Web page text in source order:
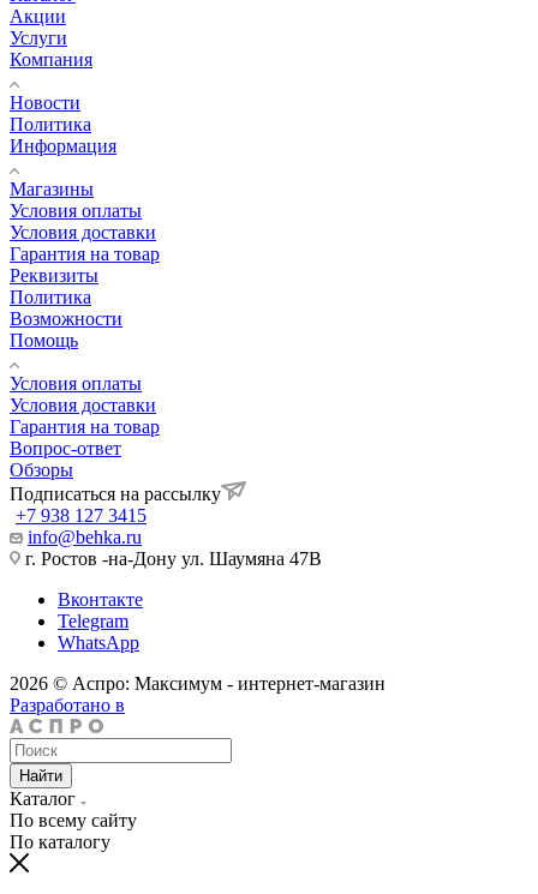
Акции
Услуги
Компания
Новости
Политика
Информация
Магазины
Условия оплаты
Условия доставки
Гарантия на товар
Реквизиты
Политика
Возможности
Помощь
Условия оплаты
Условия доставки
Гарантия на товар
Вопрос-ответ
Обзоры
Подписаться на рассылку
+7 938 127 3415
info@behka.ru
г. Ростов -на-Дону ул. Шаумяна 47В
Вконтакте
Telegram
WhatsApp
2026 © Аспро: Максимум - интернет-магазин
Разработано в
Найти
Каталог
По всему сайту
По каталогу